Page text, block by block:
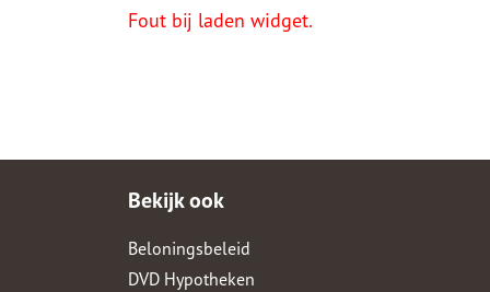
Fout bij laden widget.
Bekijk ook
Beloningsbeleid
DVD Hypotheken